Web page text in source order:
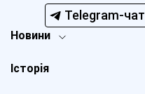
Telegram-чат
Новини
Історія